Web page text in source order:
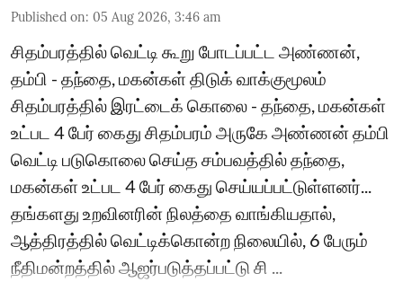
Published on: 05 Aug 2026, 3:46 am
சிதம்பரத்தில் வெட்டி கூறு போடப்பட்ட அண்ணன்,
தம்பி - தந்தை, மகன்கள் திடுக் வாக்குமூலம்
சிதம்பரத்தில் இரட்டைக் கொலை - தந்தை, மகன்கள்
உட்பட 4 பேர் கைது சிதம்பரம் அருகே அண்ணன் தம்பி
வெட்டி படுகொலை செய்த சம்பவத்தில் தந்தை,
மகன்கள் உட்பட 4 பேர் கைது செய்யப்பட்டுள்ளனர்...
தங்களது உறவினரின் நிலத்தை வாங்கியதால்,
ஆத்திரத்தில் வெட்டிக்கொன்ற நிலையில், 6 பேரும்
நீதிமன்றத்தில் ஆஜர்படுத்தப்பட்டு சி ...